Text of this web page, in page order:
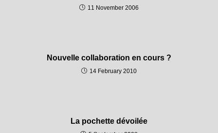
11 November 2006
Nouvelle collaboration en cours ?
14 February 2010
La pochette dévoilée